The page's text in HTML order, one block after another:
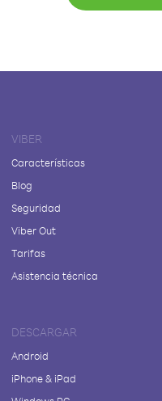
VIBER
Características
Blog
Seguridad
Viber Out
Tarifas
Asistencia técnica
DESCARGAR
Android
iPhone & iPad